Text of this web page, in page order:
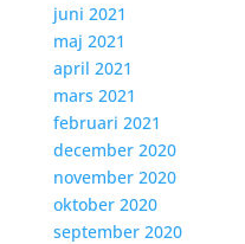
juni 2021
maj 2021
april 2021
mars 2021
februari 2021
december 2020
november 2020
oktober 2020
september 2020